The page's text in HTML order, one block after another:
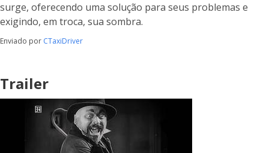
surge, oferecendo uma solução para seus problemas e
exigindo, em troca, sua sombra.
Enviado por CTaxiDriver
Trailer